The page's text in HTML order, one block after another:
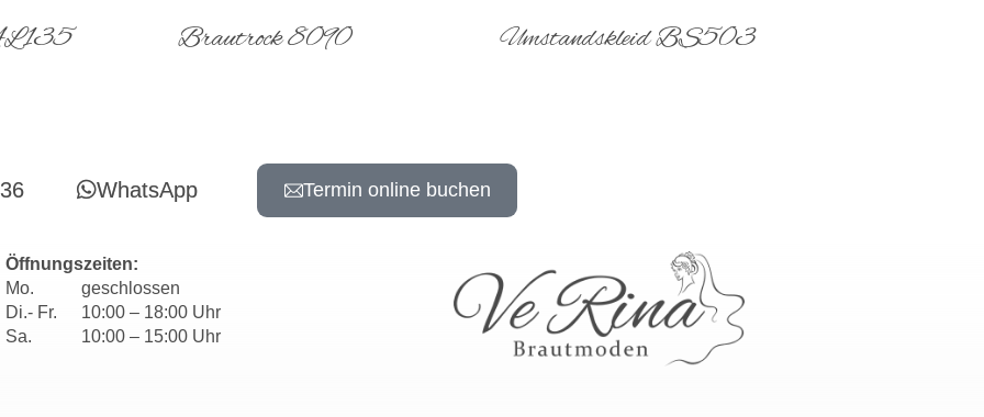
Brautrock 8090 Umstandskleid BS503
WhatsApp Termin online buchen
Öffnungszeiten:
Mo.
geschlossen
Di.- Fr.
10:00 – 18:00 Uhr
Sa.
10:00 – 15:00 Uhr